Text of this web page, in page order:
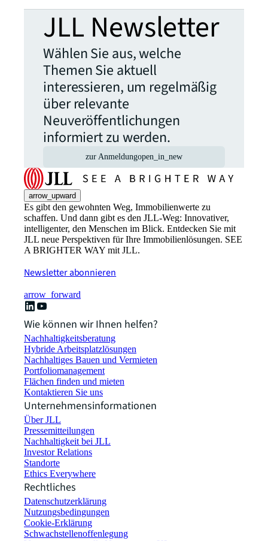
JLL Newsletter
Wählen Sie aus, welche
Themen Sie aktuell
interessieren, um regelmäßig
über relevante
Neuveröffentlichungen
informiert zu werden.
zur Anmeldungopen_in_new
arrow_upward
Es gibt den gewohnten Weg, Immobilienwerte zu
schaffen. Und dann gibt es den JLL-Weg: Innovativer,
intelligenter, den Menschen im Blick. Entdecken Sie mit
JLL neue Perspektiven für Ihre Immobilienlösungen. SEE
A BRIGHTER WAY mit JLL.
Newsletter abonnieren
arrow_forward
Wie können wir Ihnen helfen?
Nachhaltigkeitsberatung
Hybride Arbeitsplatzlösungen
Nachhaltiges Bauen und Vermieten
Portfoliomanagement
Flächen finden und mieten
Kontaktieren Sie uns
Unternehmensinformationen
Über JLL
Pressemitteilungen
Nachhaltigkeit bei JLL
Investor Relations
Standorte
Ethics Everywhere
Rechtliches
Datenschutzerklärung
Nutzungsbedingungen
Cookie-Erklärung
Schwachstellenoffenlegung